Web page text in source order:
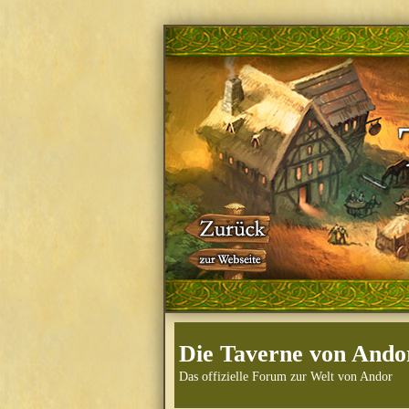
Die Taverne von
Das offizielle Forum zur Welt von Andor